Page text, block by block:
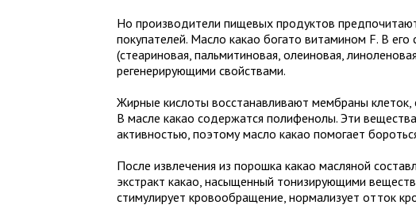
Но производители пищевых продуктов
покупателей. Масло какао богато витамином F. В
(стеариновая, пальмитиновая, олеиновая,
регенерирующими свойствами.
Жирные кислоты восстанавливают мембраны
В масле какао содержатся полифенолы. Эти
активностью, поэтому масло какао помогает
После извлечения из порошка какао масляной
экстракт какао, насыщенный тонизирующими
стимулирует кровообращение, нормализует отток